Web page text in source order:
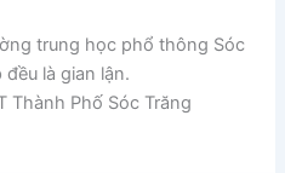
trung học phổ thông Sóc
là gian lận.
Thành Phố Sóc Trăng